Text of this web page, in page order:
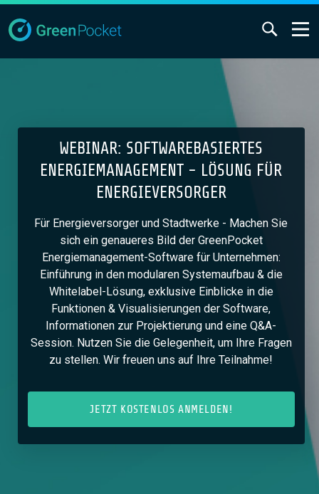
WEBINAR: SOFTWAREBASIERTES
ENERGIEMANAGEMENT - LÖSUNG FÜR
ENERGIEVERSORGER
Für Energieversorger und Stadtwerke - Machen Sie
sich ein genaueres Bild der GreenPocket
Energiemanagement-Software für Unternehmen:
Einführung in den modularen Systemaufbau & die
Whitelabel-Lösung, exklusive Einblicke in die
Funktionen & Visualisierungen der Software,
Informationen zur Projektierung und eine Q&A-
Session. Nutzen Sie die Gelegenheit, um Ihre Fragen
zu stellen. Wir freuen uns auf Ihre Teilnahme!
JETZT KOSTENLOS ANMELDEN!